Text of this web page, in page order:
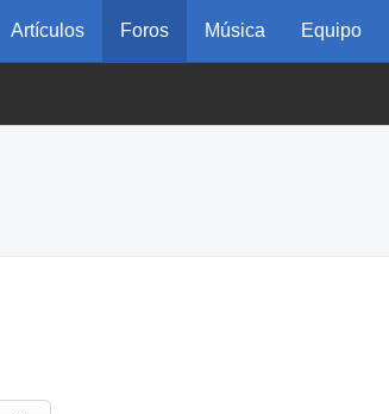
Artículos Foros Música Equipo